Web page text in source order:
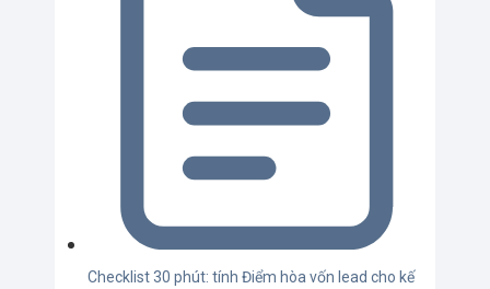
Checklist 30 phút: tính Điểm hòa vốn lead cho kế